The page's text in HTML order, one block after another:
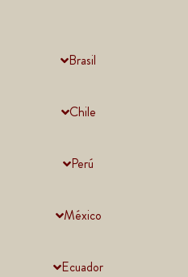
Brasil
Chile
Perú
México
Ecuador